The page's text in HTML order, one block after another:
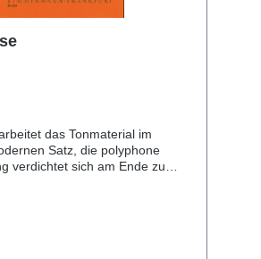
das Tonmaterial im
Satz, die polyphone
verdichtet sich am Ende zu